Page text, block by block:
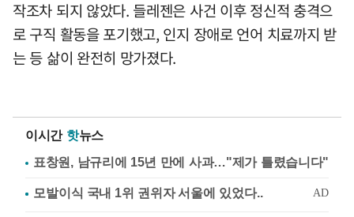
작조차 되지 않았다. 들레젠은 사건 이후 정신적 충격으
로 구직 활동을 포기했고, 인지 장애로 언어 치료까지 받
는 등 삶이 완전히 망가졌다.
이시간 핫뉴스
표창원, 남규리에 15년 만에 사과…"제가 틀렸습니다"